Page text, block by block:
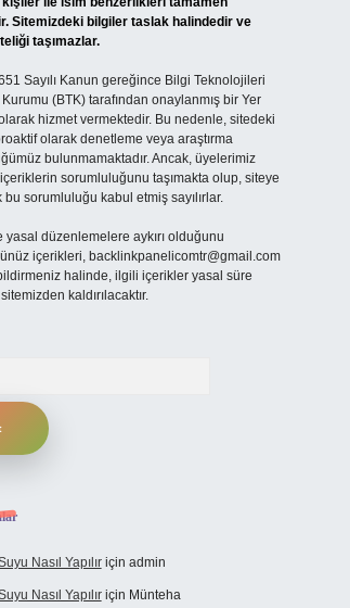
Sitemizdeki bilgiler taslak halindedir ve
taşımazlar.
Sayılı Kanun gereğince Bilgi Teknolojileri
(BTK) tarafından onaylanmış bir Yer
olarak hizmet vermektedir. Bu nedenle, sitedeki
olarak denetleme veya araştırma
bulunmamaktadır. Ancak, üyelerimiz
içeriklerin sorumluluğunu taşımakta olup, siteye
sorumluluğu kabul etmiş sayılırlar.
yasal düzenlemelere aykırı olduğunu
içerikleri, backlinkpanelicomtr@gmail.com
halinde, ilgili içerikler yasal süre
kaldırılacaktır.
Nasıl Yapılıriçin admin
Nasıl Yapılıriçin Münteha